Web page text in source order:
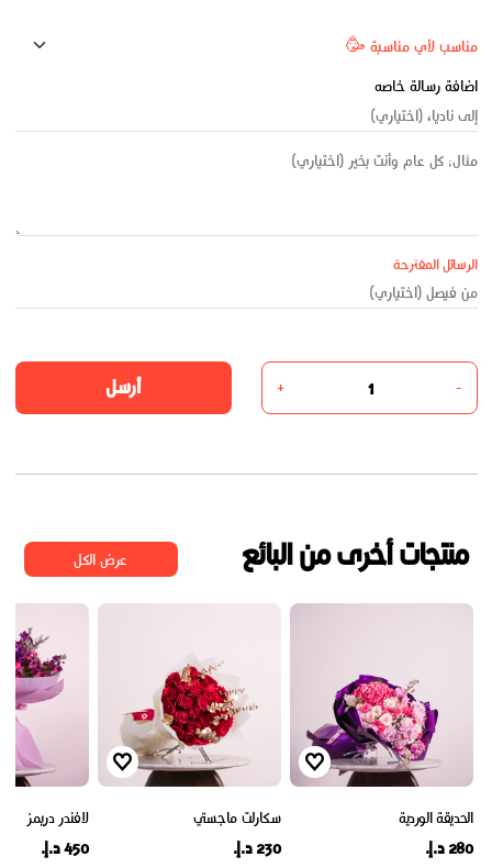
اضافة رسالة خاصه
الرسائل المقترحة
-
+ أرسل
منتجات أخرى من البائع عرض الكل
الحديقة الوردية
280 د.إ.
سكارلت ماجستي
230 د.إ.
لافندر دريمز
450 د.إ.